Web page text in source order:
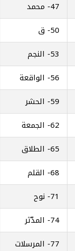
47- محمد
50- ق
53- النجم
56- الواقعة
59- الحشر
62- الجمعة
65- الطلاق
68- القلم
71- نوح
74- المدّثر
77- المرسلات